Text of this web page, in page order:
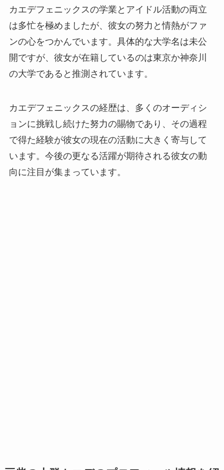
カエデフェニックスの学業とアイドル活動の両立
は多忙を極めましたが、彼女の努力と情熱がファ
ンの心をつかんでいます。具体的な大学名は未公
開ですが、彼女が在籍しているのは東京か神奈川
の大学であると推測されています。
カエデフェニックスの経歴は、多くのオーディシ
ョンに挑戦し続けた努力の賜物であり、その過程
で得た経験が彼女の現在の活動に大きく寄与して
います。今後の更なる活躍が期待される彼女の動
向に注目が集まっています。